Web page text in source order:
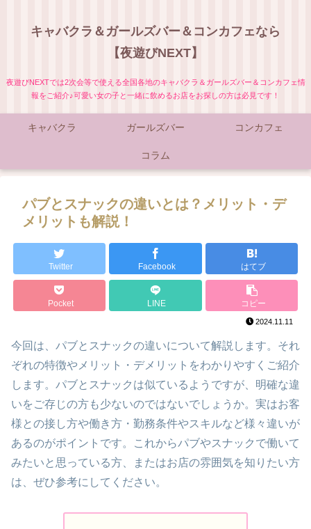
キャバクラ＆ガールズバー＆コンカフェなら
【夜遊びNEXT】
夜遊びNEXTでは2次会等で使える全国各地のキャバクラ＆ガールズバー＆コンカフェ情
報をご紹介♪可愛い女の子と一緒に飲めるお店をお探しの方は必見です！
キャバクラ ガールズバー コンカフェ
コラム
パブとスナックの違いとは？メリット・デ
メリットも解説！
Twitter Facebook はてブ
Pocket LINE コピー
2024.11.11
今回は、パブとスナックの違いについて解説します。それ
ぞれの特徴やメリット・デメリットをわかりやすくご紹介
します。パブとスナックは似ているようですが、明確な違
いをご存じの方も少ないのではないでしょうか。実はお客
様との接し方や働き方・勤務条件やスキルなど様々違いが
あるのがポイントです。これからパブやスナックで働いて
みたいと思っている方、またはお店の雰囲気を知りたい方
は、ぜひ参考にしてください。